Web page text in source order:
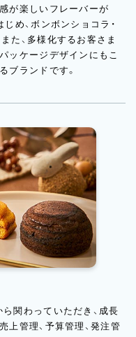
が楽しいフレーバーが
め、ボンボンショコラ・
た、多様化するお客さま
ッケージデザインにもこ
ブランドです。
関わっていただき、成長
上管理、予算管理、発注管